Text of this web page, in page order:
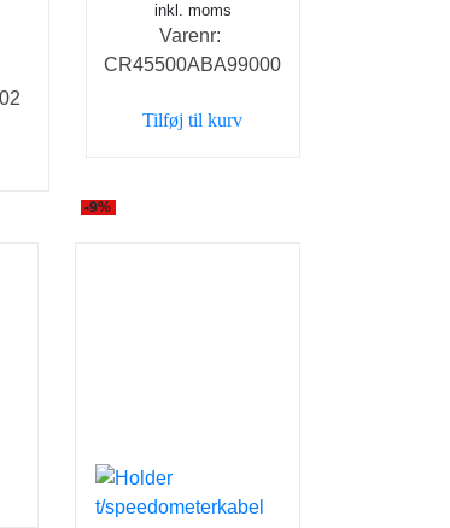
inkl. moms
Varenr:
CR45500ABA99000
Tilføj til kurv
-9%